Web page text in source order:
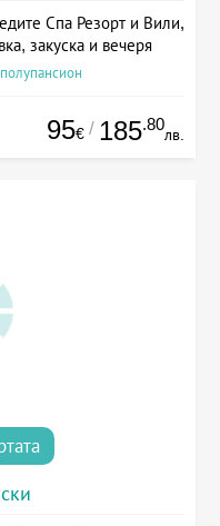
Спа Резорт и Вили,
закуска и вечеря
95€ / 185.80
лв.